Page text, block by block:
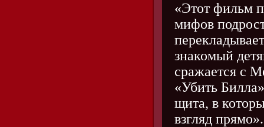
«Этот фильм
мифов
знакомый
сражается с
«Убить
щита, в
взгляд прямо».